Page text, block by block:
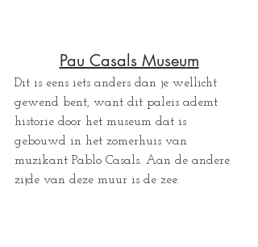
Pau Casals Museum
Dit is eens iets anders dan je wellicht
gewend bent, want dit paleis ademt
historie door het museum dat is
gebouwd in het zomerhuis van
muzikant Pablo Casals. Aan de andere
zijde van deze muur is de zee.